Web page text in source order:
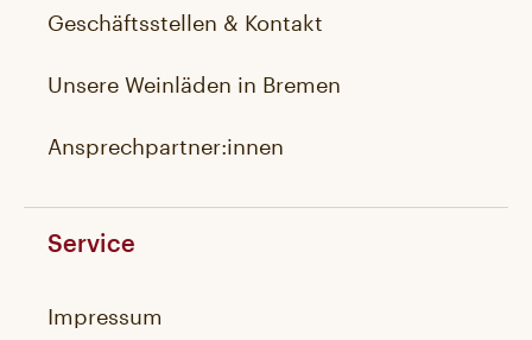
Geschäftsstellen & Kontakt
Unsere Weinläden in Bremen
Ansprechpartner:innen
Service
Impressum